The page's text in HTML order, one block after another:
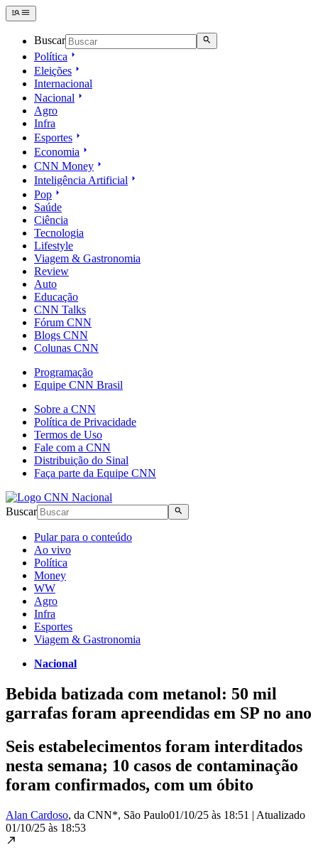
Buscar
Política
Eleições
Internacional
Nacional
Agro
Infra
Esportes
Economia
CNN Money
Inteligência Artificial
Pop
Saúde
Ciência
Tecnologia
Lifestyle
Viagem & Gastronomia
Review
Auto
Educação
CNN Talks
Fórum CNN
Blogs CNN
Colunas CNN
Programação
Equipe CNN Brasil
Sobre a CNN
Política de Privacidade
Termos de Uso
Fale com a CNN
Distribuição do Sinal
Faça parte da Equipe CNN
Buscar
Pular para o conteúdo
Ao vivo
Política
Money
WW
Agro
Infra
Esportes
Viagem & Gastronomia
Nacional
Bebida batizada com metanol: 50 mil
garrafas foram apreendidas em SP no ano
Seis estabelecimentos foram interditados
nesta semana; 10 casos de contaminação
foram confirmados, com um óbito
Alan Cardoso, da CNN*, São Paulo01/10/25 às 18:51 | Atualizado
01/10/25 às 18:53